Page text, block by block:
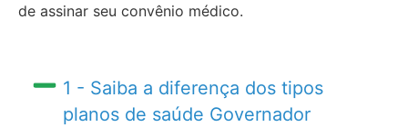
de assinar seu convênio médico.
1 - Saiba a diferença dos tipos
planos de saúde Governador